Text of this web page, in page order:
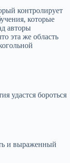
контролирует
которые
авторы
эта же область
удастся бороться
и выраженный